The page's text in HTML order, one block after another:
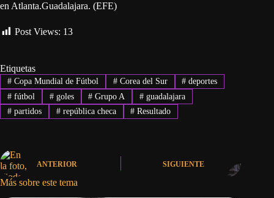
en Atlanta.Guadalajara. (EFE)
Post Views: 13
Etiquetas
#Copa Mundial de Fútbol #Corea del Sur # deportes
#fútbol #goles # Grupo A # guadalajara
#partidos #república checa # Resultado
ANTERIOR SIGUIENTE
Más sobre este tema